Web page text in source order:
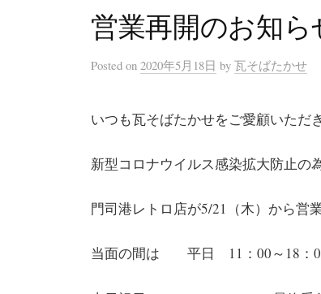
営業再開のお知ら
Posted on 2020年5月18日 by 瓦そばたかせ
いつも瓦そばたかせをご愛顧いただ
新型コロナウイルス感染拡大防止の
門司港レトロ店が5/21（木）から営
当面の間は 平日 11：00～18：00